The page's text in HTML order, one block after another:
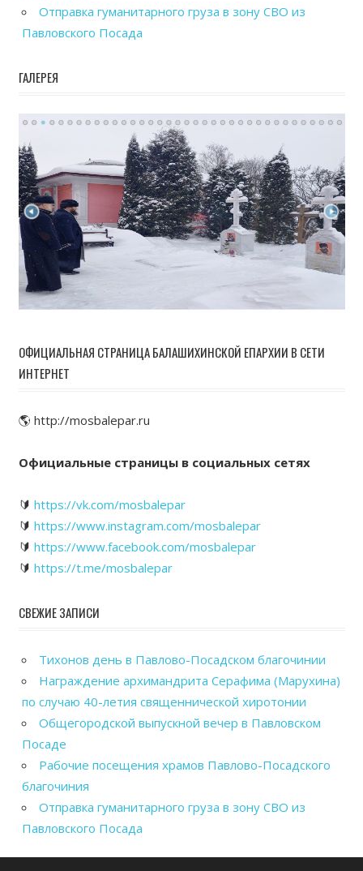
Отправка гуманитарного груза в зону СВО из
Павловского Посада
ГАЛЕРЕЯ
ОФИЦИАЛЬНАЯ СТРАНИЦА БАЛАШИХИНСКОЙ ЕПАРХИИ В СЕТИ
ИНТЕРНЕТ
🌎 http://mosbalepar.ru
Официальные страницы в социальных сетях
🔰 https://vk.com/mosbalepar
🔰 https://www.instagram.com/mosbalepar
🔰 https://www.facebook.com/mosbalepar
🔰 https://t.me/mosbalepar
СВЕЖИЕ ЗАПИСИ
Тихонов день в Павлово-Посадском благочинии
Награждение архимандрита Серафима (Марухина)
по случаю 40-летия священнической хиротонии
Общегородской выпускной вечер в Павловском
Посаде
Рабочие посещения храмов Павлово-Посадского
благочиния
Отправка гуманитарного груза в зону СВО из
Павловского Посада